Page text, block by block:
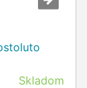
Skladom